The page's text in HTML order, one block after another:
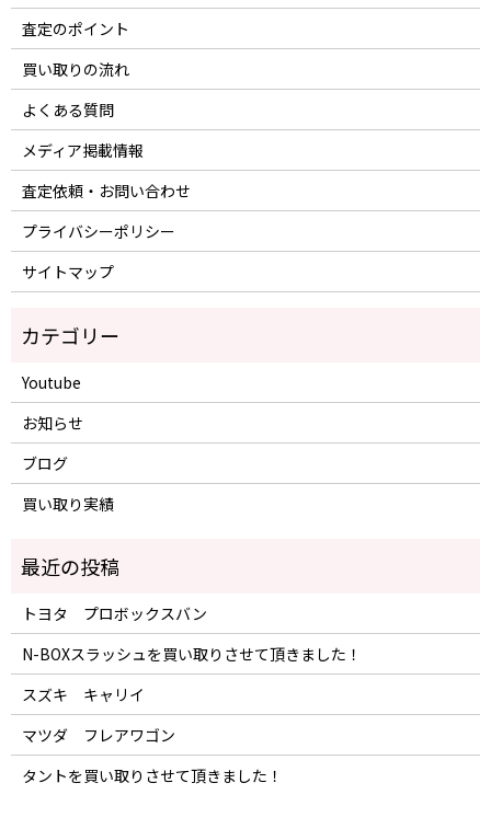
査定のポイント
買い取りの流れ
よくある質問
メディア掲載情報
査定依頼・お問い合わせ
プライバシーポリシー
サイトマップ
Youtube
お知らせ
ブログ
買い取り実績
トヨタ プロボックスバン
N-BOXスラッシュを買い取りさせて頂きました！
スズキ キャリイ
マツダ フレアワゴン
タントを買い取りさせて頂きました！